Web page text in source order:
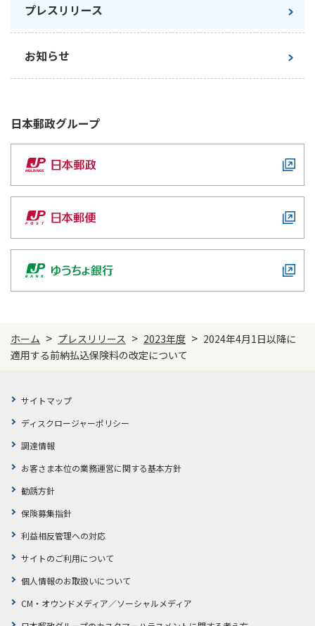
プレスリリース
お知らせ
日本郵政グループ
ホーム > プレスリリース > 2023年度 > 2024年4月1日以降に
適用する前納払込保険料の改定について
サイトマップ
ディスクロージャーポリシー
調達情報
お客さま本位の業務運営に関する基本方針
勧誘方針
保険募集指針
利益相反管理への対応
サイトのご利用について
個人情報のお取扱いについて
CM・オウンドメディア／ソーシャルメディア